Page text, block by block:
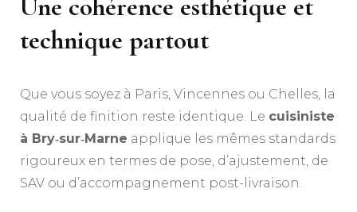
Une cohérence esthétique et
technique partout
Que vous soyez à Paris, Vincennes ou Chelles, la
qualité de finition reste identique. Le cuisiniste
à Bry‑sur‑Marne applique les mêmes standards
rigoureux en termes de pose, d’ajustement, de
SAV ou d’accompagnement post-livraison.